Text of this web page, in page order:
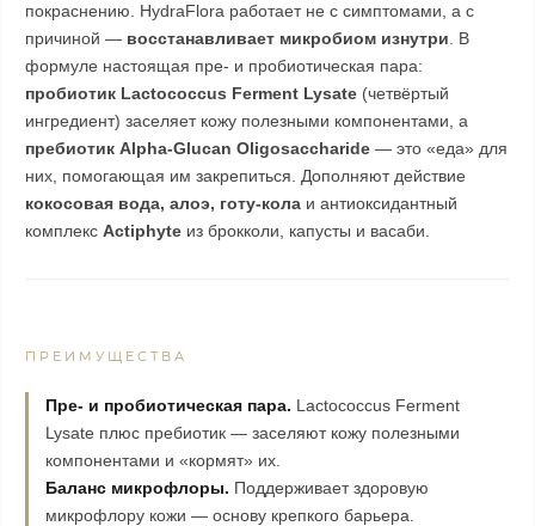
покраснению. HydraFlora работает не с симптомами, а с
причиной — восстанавливает микробиом изнутри . В
формуле настоящая пре- и пробиотическая пара:
пробиотик Lactococcus Ferment Lysate (четвёртый
ингредиент) заселяет кожу полезными компонентами, а
пребиотик Alpha-Glucan Oligosaccharide — это «еда» для
них, помогающая им закрепиться. Дополняют действие
кокосовая вода, алоэ, готу-кола и антиоксидантный
комплекс Actiphyte из брокколи, капусты и васаби.
ПРЕИМУЩЕСТВА
Пре- и пробиотическая пара. Lactococcus Ferment
Lysate плюс пребиотик — заселяют кожу полезными
компонентами и «кормят» их.
Баланс микрофлоры. Поддерживает здоровую
микрофлору кожи — основу крепкого барьера.